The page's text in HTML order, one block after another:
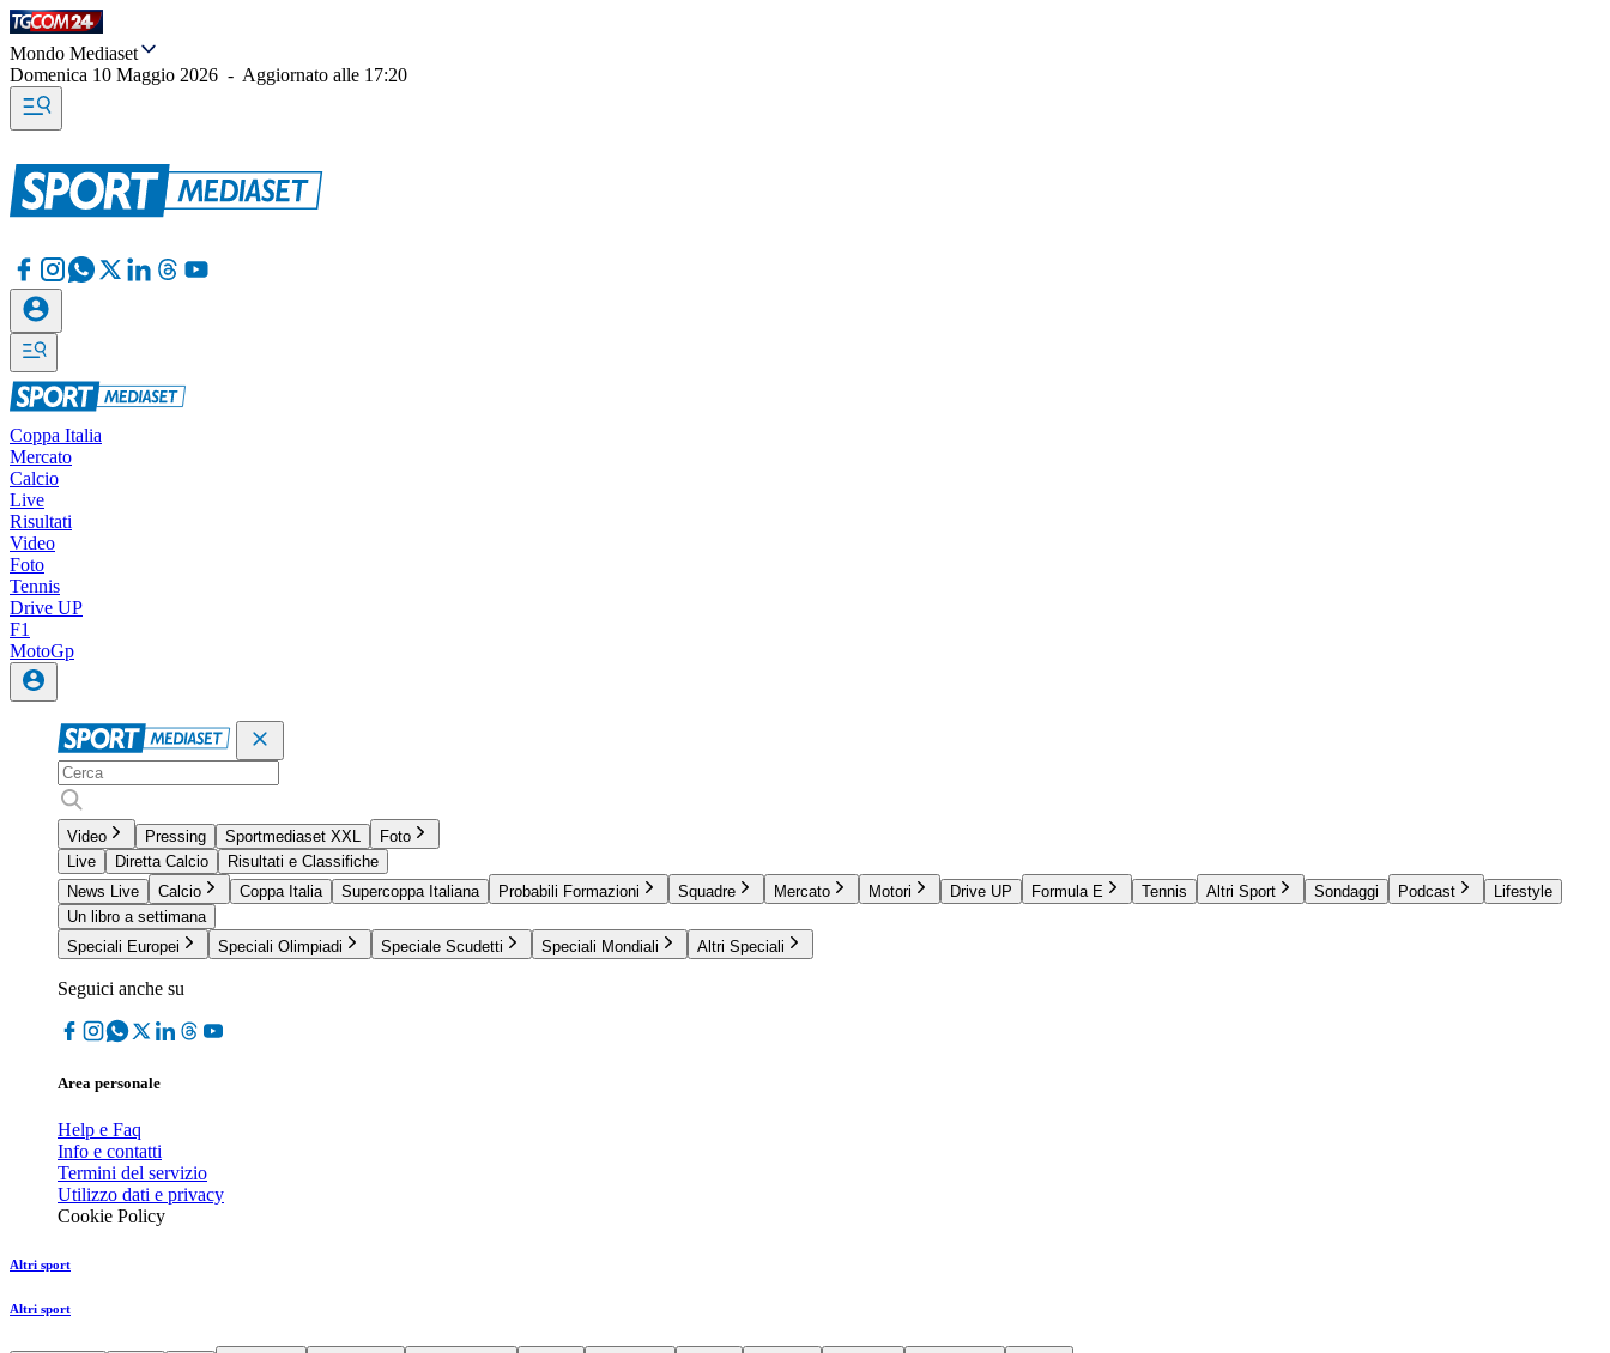
Mondo Mediaset
Domenica 10 Maggio 2026 - Aggiornato alle 17:20
Coppa Italia
Mercato
Calcio
Live
Risultati
Video
Foto
Tennis
Drive UP
F1
MotoGp
Video Pressing Sportmediaset XXL
Foto
Live
Diretta Calcio
Risultati e Classifiche
News Live
Calcio Coppa Italia Supercoppa Italiana Probabili Formazioni Squadre Mercato Motori Drive UP Formula E Tennis Altri Sport Sondaggi Podcast
Lifestyle
Un libro a settimana
Speciali Europei
Speciali Olimpiadi Speciale Scudetti Speciali Mondiali Altri Speciali
Seguici anche su
Area personale
Help e Faq
Info e contatti
Termini del servizio
Utilizzo dati e privacy
Cookie Policy
Altri sport
Altri sport